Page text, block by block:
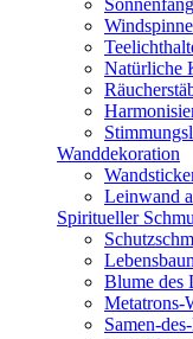
Natürliche
Wanddekoration
Leinwand
Spiritueller
Blume des
Metatrons-
Samen-